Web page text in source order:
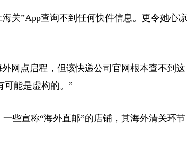
关”App查询不到任何快件信息。更令她心凉
网点启程，但该快递公司官网根本查不到这
可能是虚构的。”
些宣称“海外直邮”的店铺，其海外清关环节